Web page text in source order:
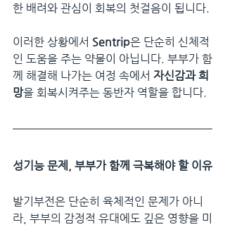
한 배려와 관심이 회복의 첫걸음이 됩니다.
이러한 상황에서 Sentrip은 단순히 신체적
인 도움을 주는 약물이 아닙니다. 부부가 함
께 해결해 나가는 여정 속에서 자신감과 희
망을 회복시켜주는 동반자 역할을 합니다.
성기능 문제, 부부가 함께 극복해야 할 이유
발기부전은 단순히 육체적인 문제가 아니
라, 부부의 감정적 유대에도 깊은 영향을 미